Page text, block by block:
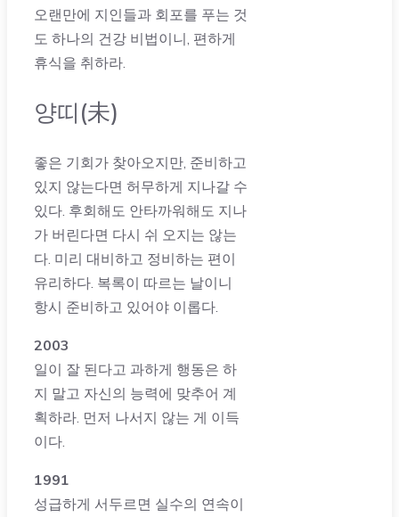
오랜만에 지인들과 회포를 푸는 것
도 하나의 건강 비법이니, 편하게
휴식을 취하라.
양띠(未)
좋은 기회가 찾아오지만, 준비하고
있지 않는다면 허무하게 지나갈 수
있다. 후회해도 안타까워해도 지나
가 버린다면 다시 쉬 오지는 않는
다. 미리 대비하고 정비하는 편이
유리하다. 복록이 따르는 날이니
항시 준비하고 있어야 이롭다.
2003
일이 잘 된다고 과하게 행동은 하
지 말고 자신의 능력에 맞추어 계
획하라. 먼저 나서지 않는 게 이득
이다.
1991
성급하게 서두르면 실수의 연속이